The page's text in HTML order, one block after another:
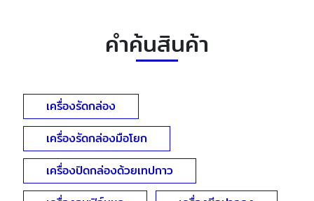
คำค้นสินค้า
เครื่องรัดกล่อง
เครื่องรัดกล่องมือโยก
เครื่องปิดกล่องด้วยเทปกาว